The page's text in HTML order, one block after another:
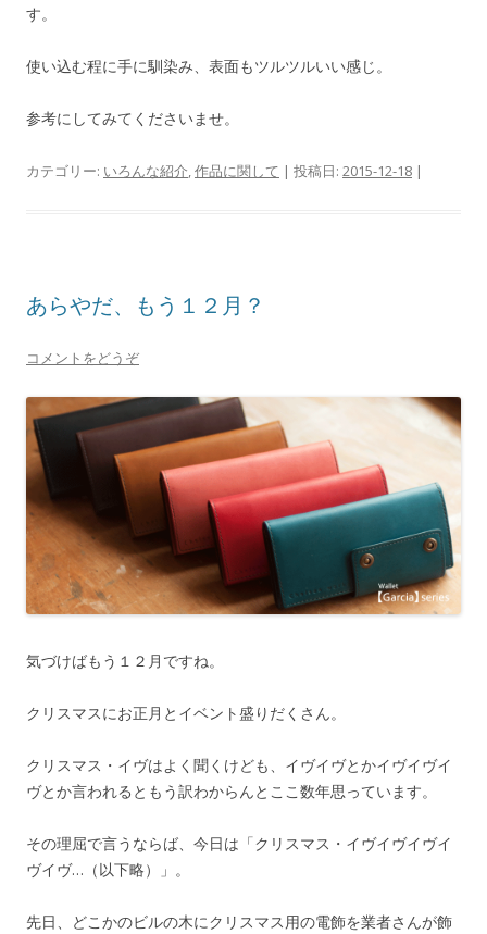
す。
使い込む程に手に馴染み、表面もツルツルいい感じ。
参考にしてみてくださいませ。
カテゴリー: いろんな紹介,作品に関して | 投稿日: 2015-12-18 |
あらやだ、もう１２月？
コメントをどうぞ
気づけばもう１２月ですね。
クリスマスにお正月とイベント盛りだくさん。
クリスマス・イヴはよく聞くけども、イヴイヴとかイヴイヴイ
ヴとか言われるともう訳わからんとここ数年思っています。
その理屈で言うならば、今日は「クリスマス・イヴイヴイヴイ
ヴイヴ…（以下略）」。
先日、どこかのビルの木にクリスマス用の電飾を業者さんが飾